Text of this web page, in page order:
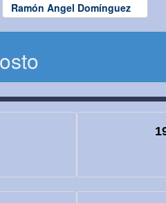
Ramón Angel Domínguez